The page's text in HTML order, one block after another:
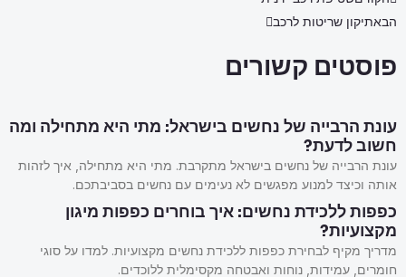
הבאתיקון שריטות לרכב
פוסטים קשורים
עונת הרבייה של נחשים בישראל: מתי היא מתחילה ומה
חשוב לדעת?
עונת הרבייה של נחשים בישראל מתקרבת. מתי היא מתחילה, איך לזהות
אותה וכיצד למנוע מפגשים לא נעימים עם נחשים בסביבתכם.
כפפות ללכידת נחשים: איך בוחרים כפפות מיגון
מקצועיות?
מדריך מקיף לבחירת כפפות ללכידת נחשים מקצועיות. למדו על סוגי
חומרים, עמידות, נוחות ואבטחה מקסימלית ללוכדים.